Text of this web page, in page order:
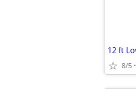
12 ft
8/5